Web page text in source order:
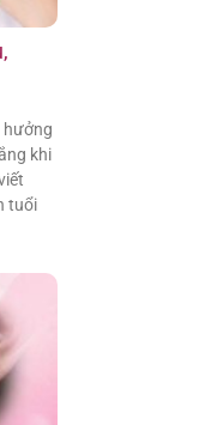
hưởng
khi
tuổi